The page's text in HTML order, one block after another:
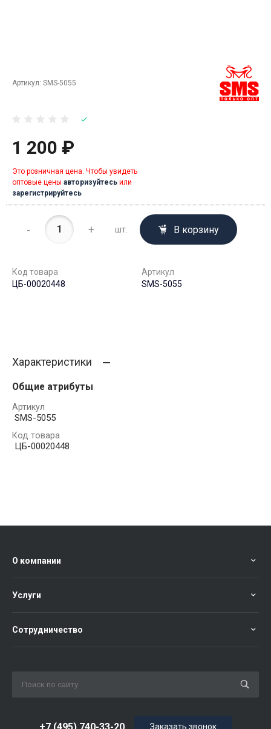
Артикул: SMS-5055
1 200 ₽
Это розничная цена. Чтобы увидеть
оптовые цены авторизуйтесь или
зарегистрируйтесь
- + шт. В корзину
Код товара
ЦБ-00020448
Артикул
SMS-5055
Характеристики
Общие атрибуты
Артикул
SMS-5055
Код товара
ЦБ-00020448
О компании
Услуги
Сотрудничество
Заказать звонок